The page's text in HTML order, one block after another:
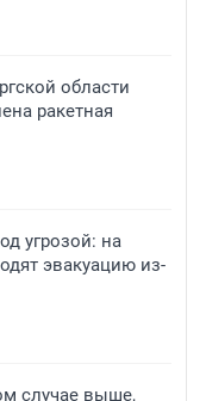
области
ракетная
угрозой: на
эвакуацию из-
случае выше,